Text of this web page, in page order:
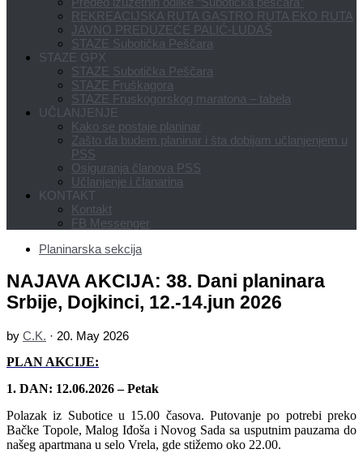
REKREACIJSKA RUTA GASTRO RUTA EKO RUTA
JAVNO PREDUZEĆE PALIĆ-LUDAŠ
STAZE Subotička Peščara
STAZE GPX
STAZE Subotička Peščara
STAZE Fruškagora
STAZE Fruskogorskog maratona – tabela
UČLANJENJE
Kako se postaje planinar
Zašto da budem planinar i šta dobijam učlanjenjem u
PSS
Osiguranja članova PSS
Učlanjenje i članarina
KONTAKT
Kontakt
FB Messenger
Planinarska sekcija
NAJAVA AKCIJA: 38. Dani planinara
Srbije, Dojkinci, 12.-14.jun 2026
by C.K. · 20. May 2026
PLAN AKCIJE:
1. DAN: 12.06.2026– Petak
Polazak iz Subotice u 1 5.00 časova. Putovanjepo potrebi preko
Bačke Topole, Malog Iđoša i Novog Sada sa usputnim pauzamado
našeg apartmana u selo Vrela, gde stižemo oko 22.00.